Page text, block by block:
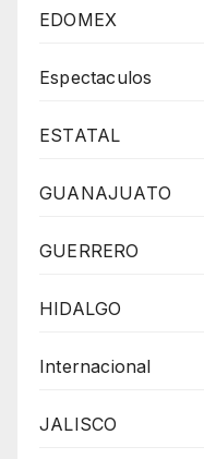
EDOMEX
Espectaculos
ESTATAL
GUANAJUATO
GUERRERO
HIDALGO
Internacional
JALISCO